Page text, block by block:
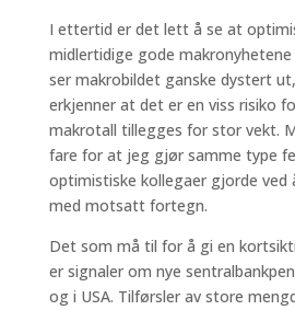
I ettertid er det lett å se at
midlertidige gode
ser makrobildet ganske dystert
erkjenner at det er en viss risiko
makrotall tillegges for stor vekt.
fare for at jeg gjør samme type
optimistiske kollegaer gjorde ved
med motsatt fortegn.
Det som må til for å gi en
er signaler om nye
og i USA. Tilførsler av store